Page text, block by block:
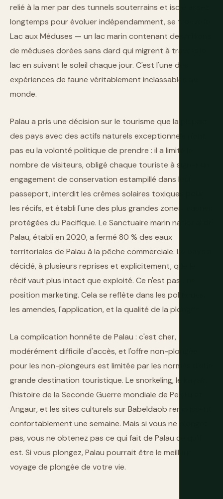
relié à la mer par des tunnels souterrains et isolé assez
longtemps pour évoluer indépendamment, se trouve le
Lac aux Méduses — un lac marin contenant des millions
de méduses dorées sans dard qui migrent à travers le
lac en suivant le soleil chaque jour. C'est l'une des
expériences de faune véritablement inclassables au
monde.
Palau a pris une décision sur le tourisme que la plupart
des pays avec des actifs naturels exceptionnels n'ont
pas eu la volonté politique de prendre : il a limité le
nombre de visiteurs, obligé chaque touriste à signer un
engagement de conservation estampillé dans leur
passeport, interdit les crèmes solaires toxiques pour
les récifs, et établi l'une des plus grandes zones marines
protégées du Pacifique. Le Sanctuaire marin national de
Palau, établi en 2020, a fermé 80 % des eaux
territoriales de Palau à la pêche commerciale. Le pays a
décidé, à plusieurs reprises et explicitement, que le
récif vaut plus intact que exploité. Ce n'est pas une
position marketing. Cela se reflète dans les politiques,
les amendes, l'application, et la qualité de la plongée.
La complication honnête de Palau : c'est cher,
modérément difficile d'accès, et l'offre non-plongée
pour les non-plongeurs est limitée par les normes d'une
grande destination touristique. Le snorkeling, le kayak,
l'histoire de la Seconde Guerre mondiale de Peleliu et
Angaur, et les sites culturels sur Babeldaob remplissent
confortablement une semaine. Mais si vous ne plongez
pas, vous ne obtenez pas ce qui fait de Palau ce qu'il
est. Si vous plongez, Palau pourrait être le meilleur
voyage de plongée de votre vie.